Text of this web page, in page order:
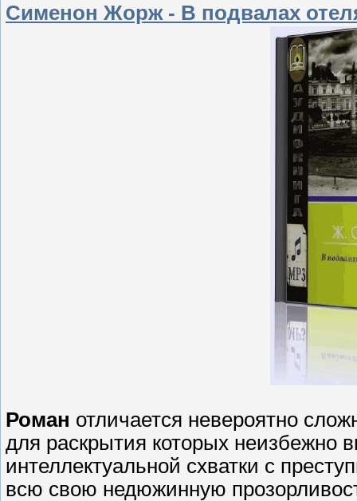
Сименон Жорж - В подвалах
Роман отличается невероятно
для раскрытия которых неизбежно
интеллектуальной схватки с
всю свою недюжинную